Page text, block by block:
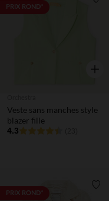
PRIX ROND*
Veste sans manches style
blazer fille
4.3
PRIX ROND*